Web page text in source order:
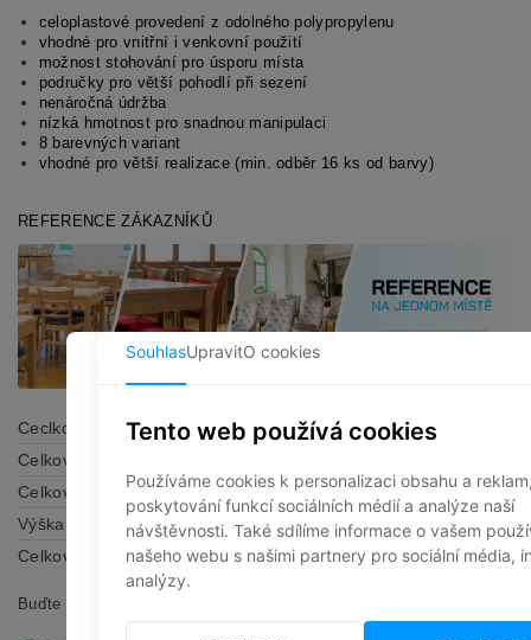
celoplastové provedení z odolného polypropylenu
vhodné pro vnitřní i venkovní použití
možnost stohování pro úsporu místa
područky pro větší pohodlí při sezení
nenáročná údržba
nízká hmotnost pro snadnou manipulaci
8 barevných variant
vhodné pro větší realizace (min. odběr 16 ks od barvy)
REFERENCE ZÁKAZNÍKŮ
Ceclková šířka
60 cm
Celková výška
Celková hloubka
56,6 cm
Výška sedu
45 cm
Celková váha
4,28 kg
Buďte první, kdo napíše příspěvek k této položce.